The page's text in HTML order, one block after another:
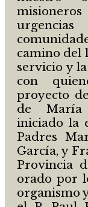
misioneros
camino del
servicio y
con
proyecto
de María
iniciado la
Padres
García, y
Provincia
orado por
organismo